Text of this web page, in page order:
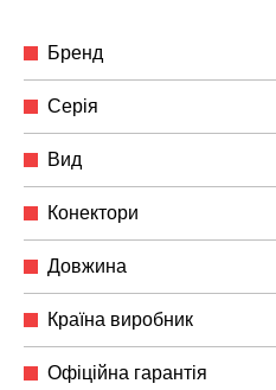
Бренд
Серія
Вид
Конектори
Довжина
Країна виробник
Офіційна гарантія